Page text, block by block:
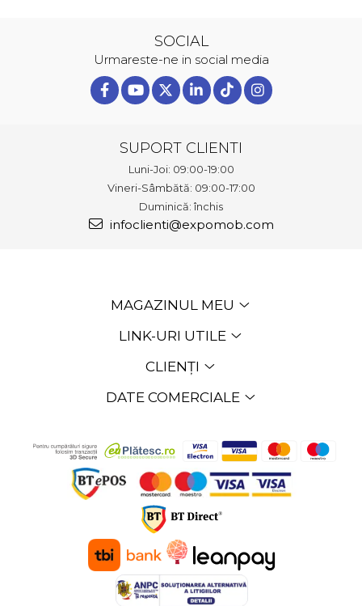
SOCIAL
Urmareste-ne in social media
SUPORT CLIENTI
Luni-Joi: 09:00-19:00
Vineri-Sâmbătă: 09:00-17:00
Duminică: închis
infoclienti@expomob.com
MAGAZINUL MEU
LINK-URI UTILE
CLIENȚI
DATE COMERCIALE